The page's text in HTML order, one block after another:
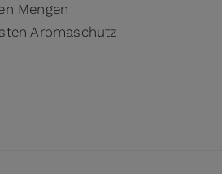
Mengen
Aromaschutz